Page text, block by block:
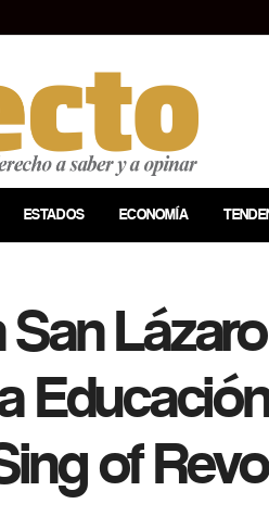
ESTADOS ECONOMÍA
of